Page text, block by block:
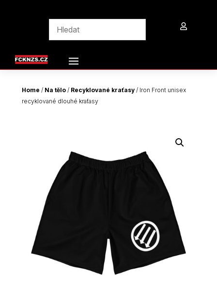

Home / Na tělo/ Recyklované kraťasy/ Iron Front unisex
recyklované dlouhé kraťasy